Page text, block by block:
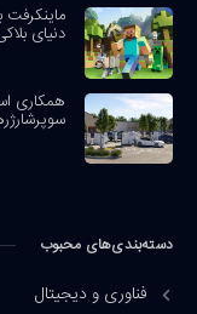
دنیای
دسته‌بندی‌های محبوب
فناوری و دیجیتال